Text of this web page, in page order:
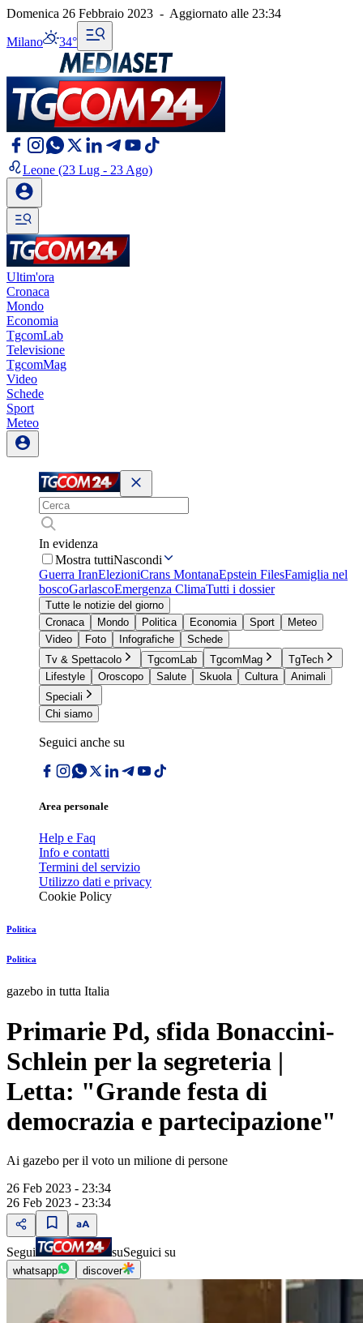
Domenica 26 Febbraio 2023 - Aggiornato alle 23:34
Milano 34°
Leone (23 Lug - 23 Ago)
Ultim'ora
Cronaca
Mondo
Economia
TgcomLab
Televisione
TgcomMag
Video
Schede
Sport
Meteo
In evidenza
Mostra tuttiNascondi
Guerra IranElezioniCrans MontanaEpstein FilesFamiglia nel
boscoGarlascoEmergenza ClimaTutti i dossier
Tutte le notizie del giorno
Cronaca
Mondo Politica Economia Sport
Meteo
Video
Foto Infografiche
Schede
Tv & Spettacolo
TgcomLab TgcomMag
TgTech
Lifestyle
Oroscopo Salute Skuola Cultura
Animali
Speciali
Chi siamo
Seguici anche su
Area personale
Help e Faq
Info e contatti
Termini del servizio
Utilizzo dati e privacy
Cookie Policy
Politica
Politica
gazebo in tutta Italia
Primarie Pd, sfida Bonaccini-
Schlein per la segreteria |
Letta: "Grande festa di
democrazia e partecipazione"
Ai gazebo per il voto un milione di persone
26 Feb 2023 - 23:34
26 Feb 2023 - 23:34
Segui suSeguici su
whatsapp discover